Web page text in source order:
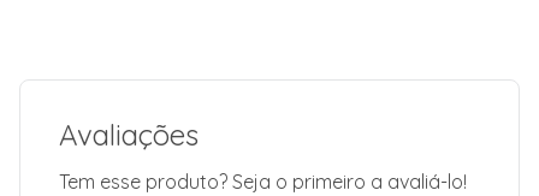
Avaliações
Tem esse produto? Seja o primeiro a avaliá-lo!